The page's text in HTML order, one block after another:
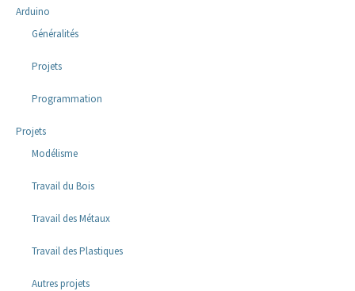
Arduino
Généralités
Projets
Programmation
Projets
Modélisme
Travail du Bois
Travail des Métaux
Travail des Plastiques
Autres projets